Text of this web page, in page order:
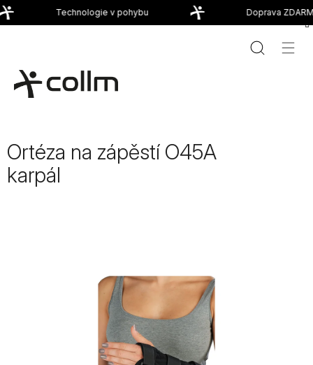
Přejít
na
Technologie v pohybu Doprava
Ortéza na zápěstí O45A
karpál